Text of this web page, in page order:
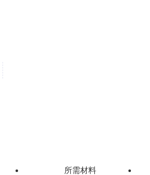
所需材料